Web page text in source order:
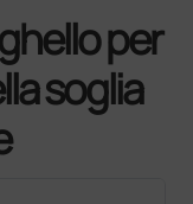
per
soglia